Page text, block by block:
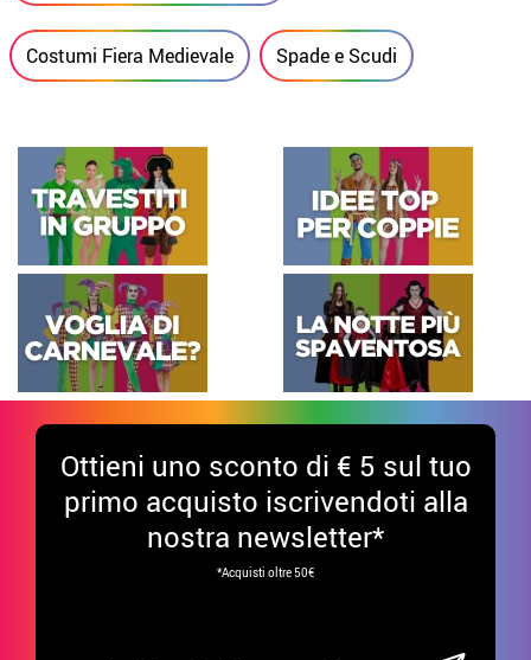
Costumi Fiera Medievale Spade e Scudi
Ottieni uno sconto di € 5 sul tuo
primo acquisto iscrivendoti alla
nostra newsletter*
*Acquisti oltre 50€